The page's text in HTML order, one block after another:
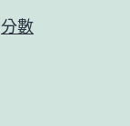
分數